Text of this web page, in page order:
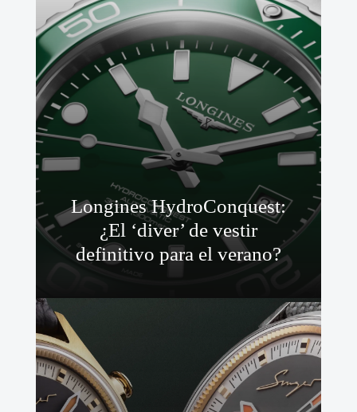
Longines HydroConquest:
¿El ‘diver’ de vestir
definitivo para el verano?